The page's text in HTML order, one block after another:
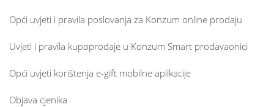
Opći uvjeti i pravila poslovanja za Konzum online prodaju
Uvjeti i pravila kupoprodaje u Konzum Smart prodavaonici
Opći uvjeti korištenja e-gift mobilne aplikacije
Objava cjenika